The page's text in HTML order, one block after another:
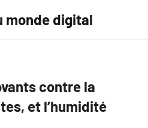
monde digital
contre la
et l’humidité